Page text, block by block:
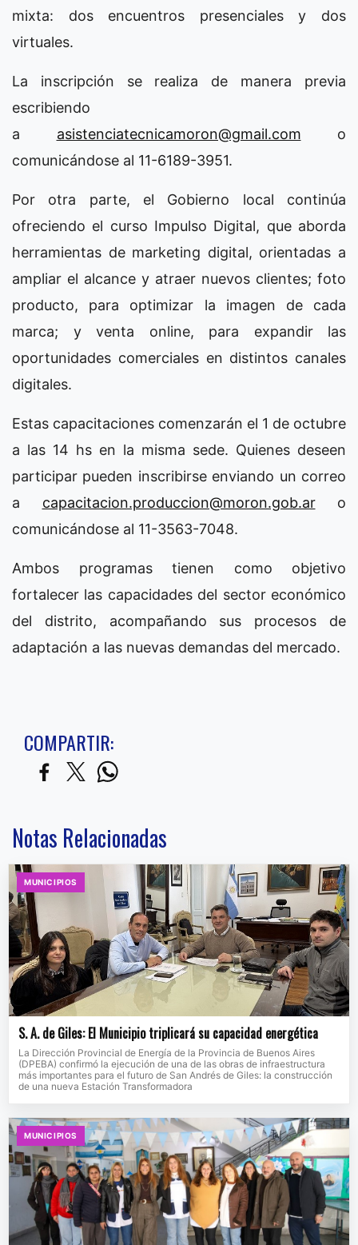
mixta: dos encuentros presenciales y dos
virtuales.
La inscripción se realiza de manera previa
escribiendo
a asistenciatecnicamoron@gmail.com o
comunicándose al 11-6189-3951.
Por otra parte, el Gobierno local continúa
ofreciendo el curso Impulso Digital, que aborda
herramientas de marketing digital, orientadas a
ampliar el alcance y atraer nuevos clientes; foto
producto, para optimizar la imagen de cada
marca; y venta online, para expandir las
oportunidades comerciales en distintos canales
digitales.
Estas capacitaciones comenzarán el 1 de octubre
a las 14 hs en la misma sede. Quienes deseen
participar pueden inscribirse enviando un correo
a capacitacion.produccion@moron.gob.aro
comunicándose al 11-3563-7048.
Ambos programas tienen como objetivo
fortalecer las capacidades del sector económico
del distrito, acompañando sus procesos de
adaptación a las nuevas demandas del mercado.
COMPARTIR:
Notas Relacionadas
MUNICIPIOS
S. A. de Giles: El Municipio triplicará su capacidad energética
La Dirección Provincial de Energía de la Provincia de Buenos Aires
(DPEBA) confirmó la ejecución de una de las obras de infraestructura
más importantes para el futuro de San Andrés de Giles: la construcción
de una nueva Estación Transformadora
MUNICIPIOS